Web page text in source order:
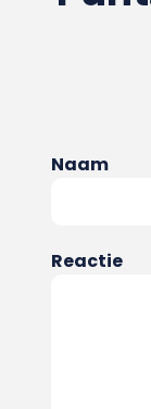
Naam
Reactie